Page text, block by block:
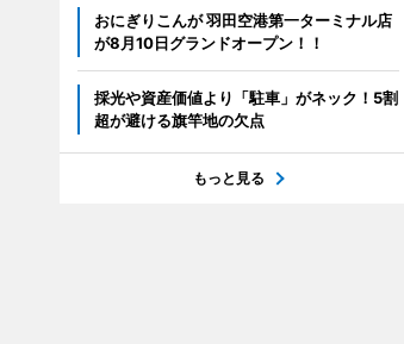
おにぎりこんが 羽田空港第一ターミナル店
が8月10日グランドオープン！！
採光や資産価値より「駐車」がネック！5割
超が避ける旗竿地の欠点
もっと見る